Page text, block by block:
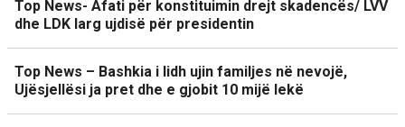
Top News- Afati për konstituimin drejt skadencës/ LVV
dhe LDK larg ujdisë për presidentin
Top News – Bashkia i lidh ujin familjes në nevojë,
Ujësjellësi ja pret dhe e gjobit 10 mijë lekë